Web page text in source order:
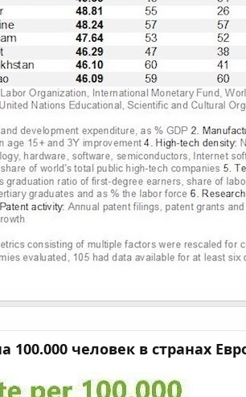
100.000 человек в странах